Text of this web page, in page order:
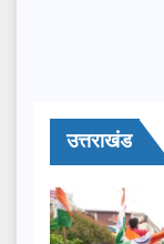
उत्तराखंड